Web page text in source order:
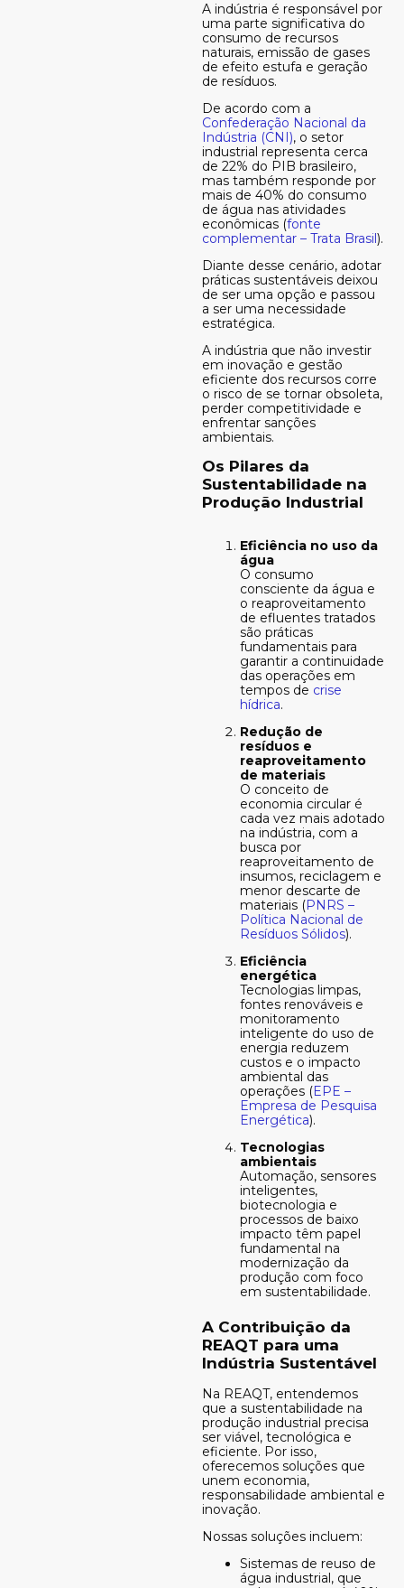
A indústria é responsável por
uma parte significativa do
consumo de recursos
naturais, emissão de gases
de efeito estufa e geração
de resíduos.
De acordo com a
Confederação Nacional da
Indústria (CNI), o setor
industrial representa cerca
de 22% do PIB brasileiro,
mas também responde por
mais de 40% do consumo
de água nas atividades
econômicas (fonte
complementar – Trata Brasil ).
Diante desse cenário, adotar
práticas sustentáveis deixou
de ser uma opção e passou
a ser uma necessidade
estratégica.
A indústria que não investir
em inovação e gestão
eficiente dos recursos corre
o risco de se tornar obsoleta,
perder competitividade e
enfrentar sanções
ambientais.
Os Pilares da
Sustentabilidade na
Produção Industrial
Eficiência no uso da
água
O consumo
consciente da água e
o reaproveitamento
de efluentes tratados
são práticas
fundamentais para
garantir a continuidade
das operações em
tempos de crise
hídrica.
Redução de
resíduos e
reaproveitamento
de materiais
O conceito de
economia circular é
cada vez mais adotado
na indústria, com a
busca por
reaproveitamento de
insumos, reciclagem e
menor descarte de
materiais (PNRS –
Política Nacional de
Resíduos Sólidos).
Eficiência
energética
Tecnologias limpas,
fontes renováveis e
monitoramento
inteligente do uso de
energia reduzem
custos e o impacto
ambiental das
operações (EPE –
Empresa de Pesquisa
Energética).
Tecnologias
ambientais
Automação, sensores
inteligentes,
biotecnologia e
processos de baixo
impacto têm papel
fundamental na
modernização da
produção com foco
em sustentabilidade.
A Contribuição da
REAQT para uma
Indústria Sustentável
Na REAQT, entendemos
que a sustentabilidade na
produção industrial precisa
ser viável, tecnológica e
eficiente. Por isso,
oferecemos soluções que
unem economia,
responsabilidade ambiental e
inovação.
Nossas soluções incluem:
Sistemas de reuso de
água industrial, que